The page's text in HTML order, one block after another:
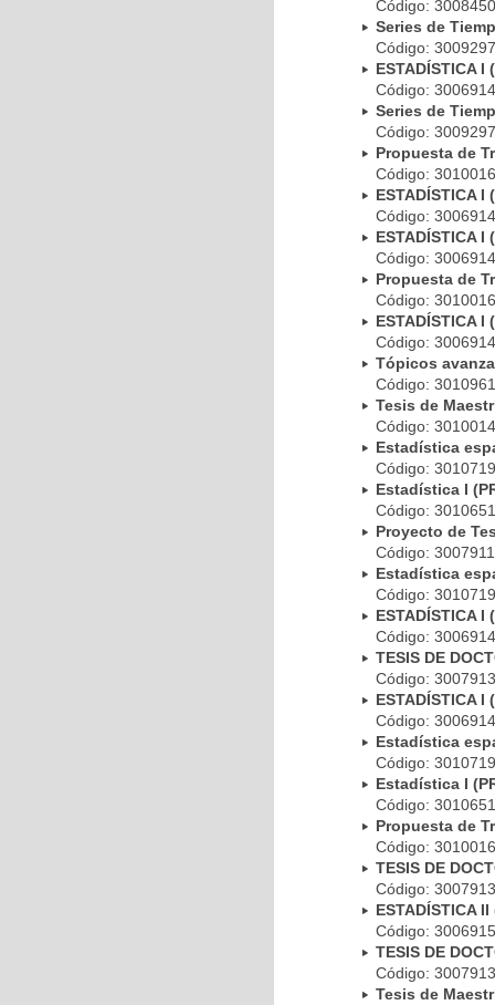
Código:
Series de
Código:
ESTADÍSTICA I
Código:
Series de
Código:
Propuesta de
Código:
ESTADÍSTICA I
Código:
ESTADÍSTICA I
Código:
Propuesta de
Código:
ESTADÍSTICA I
Código:
Tópicos
Código:
Tesis de
Código:
Estadística
Código:
Estadística I
Código:
Proyecto de
Código:
Estadística
Código:
ESTADÍSTICA I
Código:
TESIS DE
Código:
ESTADÍSTICA I
Código:
Estadística
Código:
Estadística I
Código:
Propuesta de
Código:
TESIS DE
Código:
ESTADÍSTICA
Código:
TESIS DE
Código:
Tesis de